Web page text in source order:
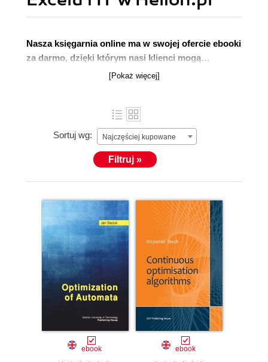
Nasza księgarnia online ma w swojej ofercie ebooki
za darmo, dzięki którym nasi klienci mogą
zdobywać nowe umiejętności.Korzystając z
własnej działalności, usprawnienie pracy, poprawienie
wyglądu Twojego konta w mediach społecznościowych
oraz wyróżnienie się na tle konkurencji. Oferujemy
ciekawe poradniki na poziomie podstawowym oraz
zacząć naukę programowania, grafiki
komputerowej lub Excela.
To wyjątkowa okazja na
poprawienie swojego CV.
[Pokaż więcej]
Sortuj wg: Najczęściej kupowane
Filtruj »
ebook ebook